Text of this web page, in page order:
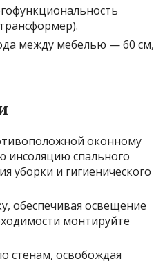
между мебелью — 60 см,
оконному
инсоляцию спального
уборки и гигиенического
обеспечивая освещение
монтируйте
стенам, освобождая